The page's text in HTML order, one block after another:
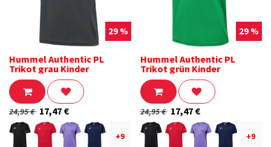
Hummel Authentic PL
Trikot grau Kinder
29 %
24,95€ 17,47 €
+9
Hummel Authentic PL
Trikot grün Kinder
29 %
24,95€ 17,47€
+9